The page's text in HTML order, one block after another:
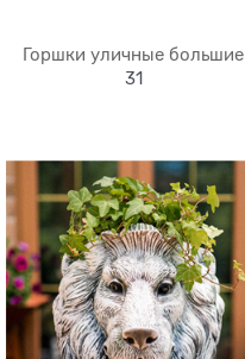
Горшки уличные большие
31